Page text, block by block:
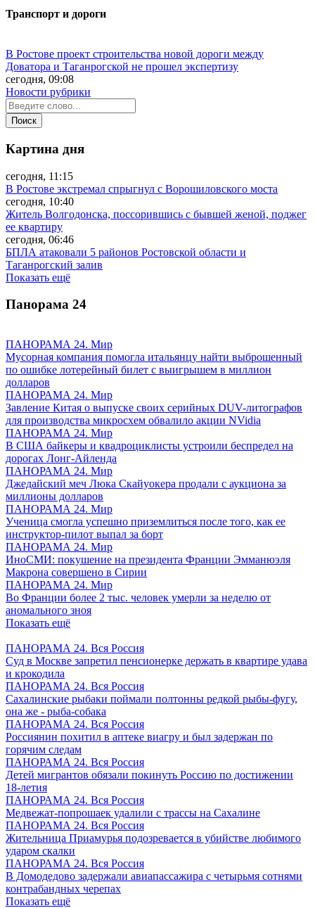
Транспорт и дороги
В Ростове проект строительства новой дороги между
Доватора и Таганрогской не прошел экспертизу
сегодня, 09:08
Новости рубрики
Картина дня
сегодня, 11:15
В Ростове экстремал спрыгнул с Ворошиловского моста
сегодня, 10:40
Житель Волгодонска, поссорившись с бывшей женой, поджег
ее квартиру
сегодня, 06:46
БПЛА атаковали 5 районов Ростовской области и
Таганрогский залив
Показать ещё
Панорама 24
ПАНОРАМА 24. Мир
Мусорная компания помогла итальянцу найти выброшенный
по ошибке лотерейный билет с выигрышем в миллион
долларов
ПАНОРАМА 24. Мир
Завление Китая о выпуске своих серийных DUV-литографов
для производства микросхем обвалило акции NVidia
ПАНОРАМА 24. Мир
В США байкеры и квадроциклисты устроили беспредел на
дорогах Лонг-Айленда
ПАНОРАМА 24. Мир
Джедайский меч Люка Скайуокера продали с аукциона за
миллионы долларов
ПАНОРАМА 24. Мир
Ученица смогла успешно приземлиться после того, как ее
инструктор-пилот выпал за борт
ПАНОРАМА 24. Мир
ИноСМИ: покушение на президента Франции Эмманюэля
Макрона совершено в Сирии
ПАНОРАМА 24. Мир
Во Франции более 2 тыс. человек умерли за неделю от
аномального зноя
Показать ещё
ПАНОРАМА 24. Вся Россия
Суд в Москве запретил пенсионерке держать в квартире удава
и крокодила
ПАНОРАМА 24. Вся Россия
Сахалинские рыбаки поймали полтонны редкой рыбы-фугу,
она же - рыба-собака
ПАНОРАМА 24. Вся Россия
Россиянин похитил в аптеке виагру и был задержан по
горячим следам
ПАНОРАМА 24. Вся Россия
Детей мигрантов обязали покинуть Россию по достижении
18-летия
ПАНОРАМА 24. Вся Россия
Медвежат-попрошаек удалили с трассы на Сахалине
ПАНОРАМА 24. Вся Россия
Жительница Приамурья подозревается в убийстве любимого
ударом скалки
ПАНОРАМА 24. Вся Россия
В Домодедово задержали авиапассажира с четырьмя сотнями
контрабандных черепах
Показать ещё